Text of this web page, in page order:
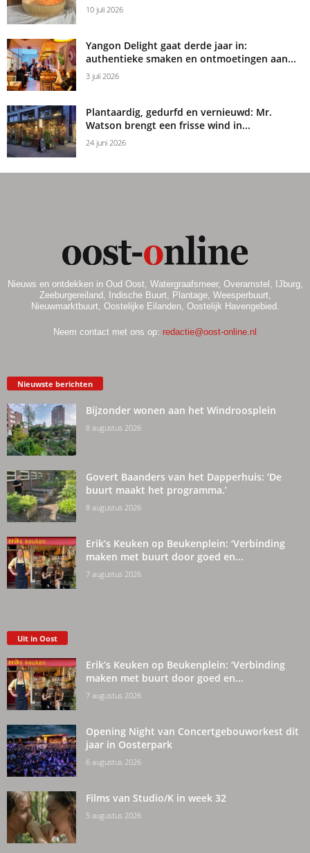
10 juli 2026
Yangon Delight gaat derde jaar in:
authentieke smaken en ontmoetingen aan...
3 juli 2026
Plantaardig, gedurfd en vernieuwd: Mr.
Watson brengt een frisse wind in...
24 juni 2026
Nieuws en ontdekken in Oud Oost, Watergraafsmeer, Overamstel, IJburg,
Zeeburgereiland, Indische Buurt, Plantage, Weesperbuurt,
Nieuwmarktbuurt, Oostelijke Eilanden, Oostelijk Havengebied.
Neem contact met ons op: redactie@oost-online.nl
Nieuwste berichten
Bijzonder wonen aan het Windroosplein
8 augustus 2026
Govert Baanders van het Dapperhuis: ‘De
buurt maakt het programma.’
8 augustus 2026
Erik’s Keuken op Beukenplein: ‘Verbinding
maken met buurt door goed en...
7 augustus 2026
Uit in Oost
Erik’s Keuken op Beukenplein: ‘Verbinding
maken met buurt door goed en...
7 augustus 2026
Opening Night van Concertgebouworkest dit
jaar in Oosterpark
6 augustus 2026
Films van Studio/K in week 32
5 augustus 2026